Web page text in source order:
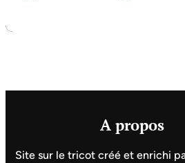
A propos
Site sur le tricot créé et enrichi